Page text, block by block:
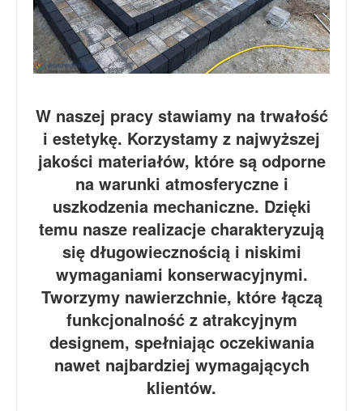
W naszej pracy stawiamy na trwałość
i estetykę. Korzystamy z najwyższej
jakości materiałów, które są odporne
na warunki atmosferyczne i
uszkodzenia mechaniczne. Dzięki
temu nasze realizacje charakteryzują
się długowiecznością i niskimi
wymaganiami konserwacyjnymi.
Tworzymy nawierzchnie, które łączą
funkcjonalność z atrakcyjnym
designem, spełniając oczekiwania
nawet najbardziej wymagających
klientów.